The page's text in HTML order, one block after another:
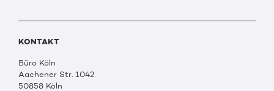
KONTAKT
Büro Köln
Aachener Str. 1042
50858 Köln